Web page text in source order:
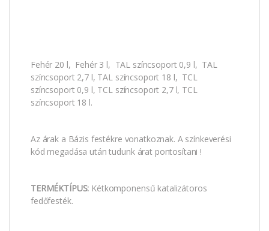
Fehér 20 l, Fehér 3 l, TAL színcsoport 0,9 l, TAL
színcsoport 2,7 l, TAL színcsoport 18 l, TCL
színcsoport 0,9 l, TCL színcsoport 2,7 l, TCL
színcsoport 18 l.
Az árak a Bázis festékre vonatkoznak. A színkeverési
kód megadása után tudunk árat pontosítani !
TERMÉKTÍPUS: Kétkomponensű katalizátoros
fedőfesték.